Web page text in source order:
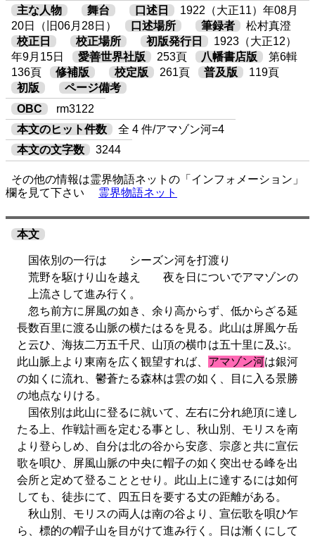
主な人物
舞台 口述日
1922（大正11）年08月
20日（旧06月28日）
口述場所 筆録者
松村真澄
校正日
校正場所 初版発行日
1923（大正12）
年9月15日
愛善世界社版 253頁 八幡書店版
第6輯
136頁
修補版 校定版 261頁 普及版
119頁
初版
ページ備考
OBC
rm3122
本文のヒット件数
全 4 件/アマゾン河=4
本文の文字数
3244
その他の情報は霊界物語ネットの「インフォメーション」
欄を見て下さい
霊界物語ネット
本文
国依別の一行は シーズン河を打渡り
荒野を駆けり山を越え 夜を日についでアマゾンの
上流さして進み行く。
忽ち前方に屏風の如き、余り高からず、低からざる延
長数百里に渡る山脈の横たはるを見る。此山は屏風ケ岳
と云ひ、海抜二万五千尺、山頂の横巾は五十里に及ぶ。
此山脈上より東南を広く観望すれば、 アマゾン河は銀河
の如くに流れ、鬱蒼たる森林は雲の如く、目に入る景勝
の地点なりける。
国依別は此山に登るに就いて、左右に分れ絶頂に達し
たる上、作戦計画を定むる事とし、秋山別、モリスを南
より登らしめ、自分は北の谷から安彦、宗彦と共に宣伝
歌を唄ひ、屏風山脈の中央に帽子の如く突出せる峰を出
会所と定めて登ることとせり。此山上に達するには如何
しても、徒歩にて、四五日を要する丈の距離がある。
秋山別、モリスの両人は南の谷より、宣伝歌を唄ひ乍
ら、標的の帽子山を目がけて進み行く。日は漸くにして